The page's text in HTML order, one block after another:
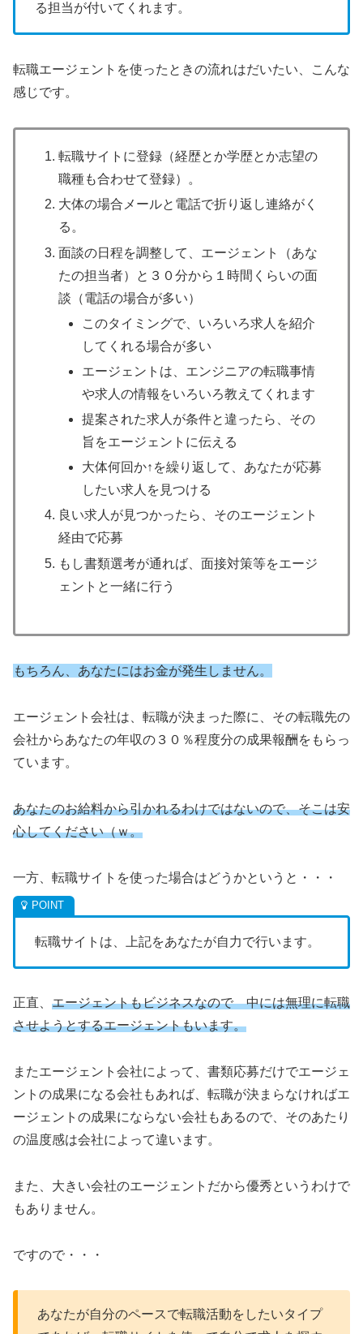
る担当が付いてくれます。
転職エージェントを使ったときの流れはだいたい、こんな
感じです。
転職サイトに登録（経歴とか学歴とか志望の
職種も合わせて登録）。
大体の場合メールと電話で折り返し連絡がく
る。
面談の日程を調整して、エージェント（あな
たの担当者）と３０分から１時間くらいの面
談（電話の場合が多い）
このタイミングで、いろいろ求人を紹介
してくれる場合が多い
エージェントは、エンジニアの転職事情
や求人の情報をいろいろ教えてくれます
提案された求人が条件と違ったら、その
旨をエージェントに伝える
大体何回か↑を繰り返して、あなたが応募
したい求人を見つける
良い求人が見つかったら、そのエージェント
経由で応募
もし書類選考が通れば、面接対策等をエージ
ェントと一緒に行う
もちろん、あなたにはお金が発生しません。
エージェント会社は、転職が決まった際に、その転職先の
会社からあなたの年収の３０％程度分の成果報酬をもらっ
ています。
あなたのお給料から引かれるわけではないので、そこは安
心してください（ｗ。
一方、転職サイトを使った場合はどうかというと・・・
転職サイトは、上記をあなたが自力で行います。
正直、 エージェントもビジネスなので 中には無理に転職
させようとするエージェントもいます。
またエージェント会社によって、書類応募だけでエージェ
ントの成果になる会社もあれば、転職が決まらなければエ
ージェントの成果にならない会社もあるので、そのあたり
の温度感は会社によって違います。
また、大きい会社のエージェントだから優秀というわけで
もありません。
ですので・・・
あなたが自分のペースで転職活動をしたいタイプ